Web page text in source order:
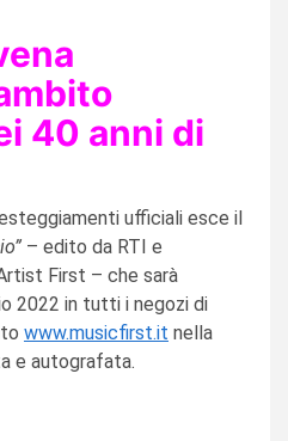
40 anni di
ufficiali esce il
– edito da RTI e
First – che sarà
2022 in tutti i negozi di
www.musicfirst.it nella
e autografata.